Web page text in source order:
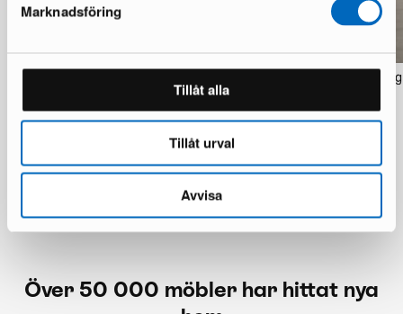
Marknadsföring
Tillåt alla
Tillåt urval
Avvisa
1 i lager · Bra skick
4 837 kr
Normann Copenhagen
3 667 kr 6 968 kr
Över 50 000 möbler har hittat nya